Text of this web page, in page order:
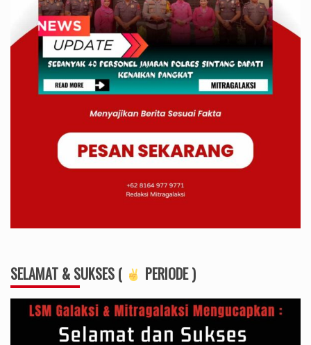
SELAMAT & SUKSES ( PERIODE )